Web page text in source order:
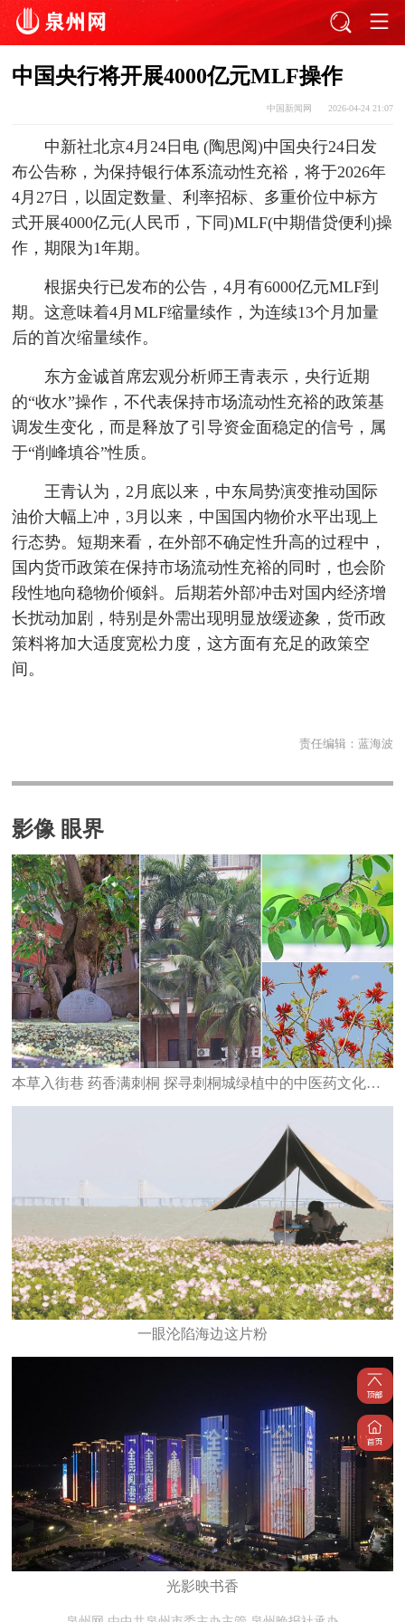
中国央行将开展4000亿元MLF操作
中国新闻网 2026-04-24 21:07
中新社北京4月24日电 (陶思阅)中国央行24日发
布公告称，为保持银行体系流动性充裕，将于2026年
4月27日，以固定数量、利率招标、多重价位中标方
式开展4000亿元(人民币，下同)MLF(中期借贷便利)操
作，期限为1年期。
根据央行已发布的公告，4月有6000亿元MLF到
期。这意味着4月MLF缩量续作，为连续13个月加量
后的首次缩量续作。
东方金诚首席宏观分析师王青表示，央行近期
的“收水”操作，不代表保持市场流动性充裕的政策基
调发生变化，而是释放了引导资金面稳定的信号，属
于“削峰填谷”性质。
王青认为，2月底以来，中东局势演变推动国际
油价大幅上冲，3月以来，中国国内物价水平出现上
行态势。短期来看，在外部不确定性升高的过程中，
国内货币政策在保持市场流动性充裕的同时，也会阶
段性地向稳物价倾斜。后期若外部冲击对国内经济增
长扰动加剧，特别是外需出现明显放缓迹象，货币政
策料将加大适度宽松力度，这方面有充足的政策空
间。
责任编辑： 蓝海波
影像 眼界
本草入街巷 药香满刺桐 探寻刺桐城绿植中的中医药文化密码
一眼沦陷海边这片粉
光影映书香